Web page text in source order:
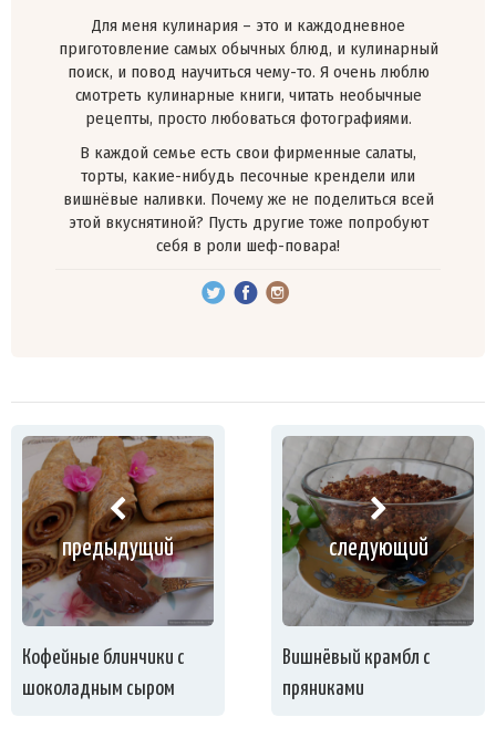
Для меня кулинария – это и каждодневное
приготовление самых обычных блюд, и кулинарный
поиск, и повод научиться чему-то. Я очень люблю
смотреть кулинарные книги, читать необычные
рецепты, просто любоваться фотографиями.
В каждой семье есть свои фирменные салаты,
торты, какие-нибудь песочные крендели или
вишнёвые наливки. Почему же не поделиться всей
этой вкуснятиной? Пусть другие тоже попробуют
себя в роли шеф-повара!
предыдущий
Кофейные блинчики с
шоколадным сыром
следующий
Вишнёвый крамбл с
пряниками